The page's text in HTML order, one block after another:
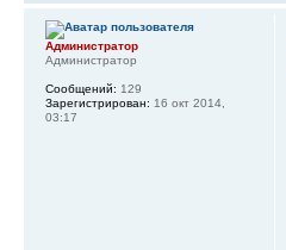
Администратор
Администратор
Сообщений: 129
Зарегистрирован: 16 окт 2014,
03:17